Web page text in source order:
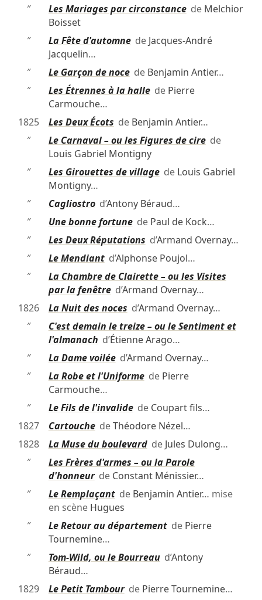
″
Les Mariages par circonstancede Melchior
Boisset
″
La Fête d'automnede Jacques-André
Jacquelin…
″
Le Garçon de nocede Benjamin Antier…
″
Les Étrennes à la hallede Pierre
Carmouche…
1825
Les Deux Écots de Benjamin Antier…
″
Le Carnaval – ou les Figures de cirede
Louis Gabriel Montigny
″
Les Girouettes de villagede Louis Gabriel
Montigny…
″
Cagliostrod’Antony Béraud…
″
Une bonne fortunede Paul de Kock…
″
Les Deux Réputations d’Armand Overnay…
″
Le Mendiantd’Alphonse Poujol…
″
La Chambre de Clairette – ou les Visites
par la fenêtred’Armand Overnay…
1826
La Nuit des noces d’Armand Overnay…
″
C'est demain le treize – ou le Sentiment et
l'almanach d’Étienne Arago…
″
La Dame voiléed’Armand Overnay…
″
La Robe et l'Uniformede Pierre
Carmouche…
″
Le Fils de l'invalidede Coupart fils…
1827
CartouchedeThéodore Nézel…
1828
La Muse du boulevardde Jules Dulong…
″
Les Frères d'armes – ou la Parole
d'honneurde Constant Ménissier…
″
Le Remplaçantde Benjamin Antier… mise
en scène Hugues
″
Le Retour au départementde Pierre
Tournemine…
″
Tom-Wild, ou le Bourreaud’Antony
Béraud…
1829
Le Petit Tambourde Pierre Tournemine…